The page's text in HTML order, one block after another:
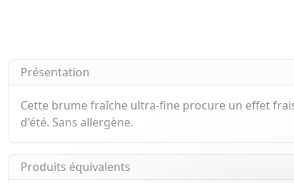
Présentation
Cette brume fraîche ultra-fine procure un effet
d'été. Sans allergène.
Produits équivalents